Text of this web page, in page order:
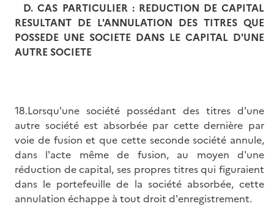
D. CAS PARTICULIER : REDUCTION DE CAPITAL
RESULTANT DE L'ANNULATION DES TITRES QUE
POSSEDE UNE SOCIETE DANS LE CAPITAL D'UNE
AUTRE SOCIETE
18.Lorsqu'une société possédant des titres d'une
autre société est absorbée par cette dernière par
voie de fusion et que cette seconde société annule,
dans l'acte même de fusion, au moyen d'une
réduction de capital, ses propres titres qui figuraient
dans le portefeuille de la société absorbée, cette
annulation échappe à tout droit d'enregistrement.